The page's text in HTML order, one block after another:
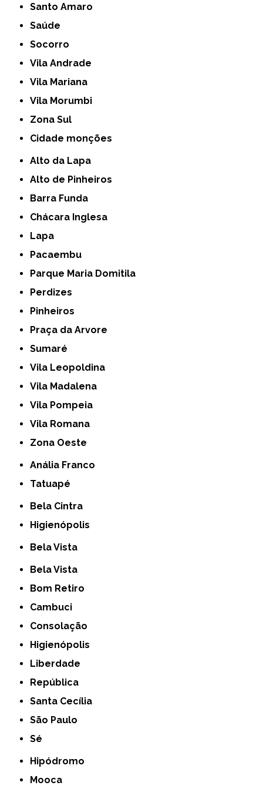
Santo Amaro
Saúde
Socorro
Vila Andrade
Vila Mariana
Vila Morumbi
Zona Sul
cidade monções
Alto da Lapa
Alto de Pinheiros
Barra Funda
Chácara Inglesa
Lapa
Pacaembu
Parque Maria Domitila
Perdizes
Pinheiros
Praça da Arvore
Sumaré
Vila Leopoldina
Vila Madalena
Vila Pompeia
Vila Romana
Zona Oeste
Anália Franco
Tatuapé
Bela Cintra
Higienópolis
Bela Vista
Bela Vista
Bom Retiro
Cambuci
Consolação
Higienópolis
Liberdade
República
Santa Cecília
São Paulo
Sé
Hipódromo
Mooca